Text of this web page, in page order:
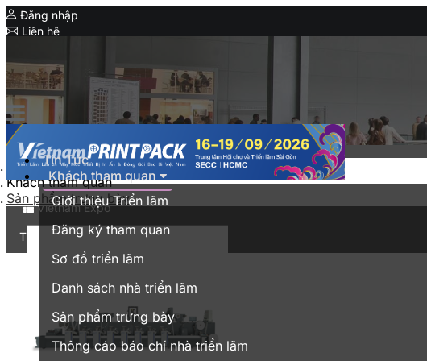
Đăng nhập
Liên hệ
Serial Expo
HanoiPrintPack
IPF Bangladesh
MyanmarPlasPrintPack
CIMIF
Vietnam Expo
Triển lãm thương mại tại Việt Nam
English
Tin Tức
Khách tham quan
Giới thiệu Triển lãm
Đăng ký tham quan
Sơ đồ triển lãm
Danh sách nhà triển lãm
Sản phẩm trưng bày
Thông cáo báo chí nhà triển lãm
Trang chủ
Khách tham quan
Sản phẩm trưng bày